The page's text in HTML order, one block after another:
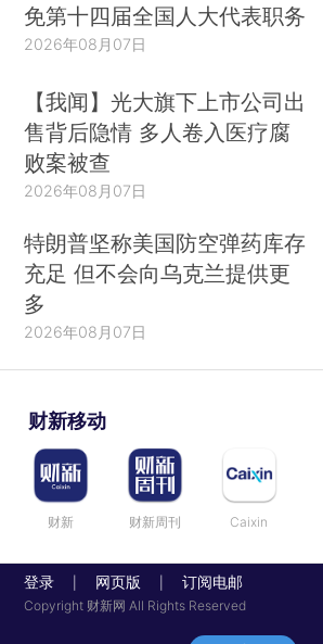
免第十四届全国人大代表职务
2026年08月07日
【我闻】光大旗下上市公司出
售背后隐情 多人卷入医疗腐
败案被查
2026年08月07日
特朗普坚称美国防空弹药库存
充足 但不会向乌克兰提供更
多
2026年08月07日
财新移动
财新 财新周刊 Caixin
登录 网页版 订阅电邮
Copyright 财新网 All Rights Reserved